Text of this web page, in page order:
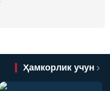
Ҳамкорлик учун